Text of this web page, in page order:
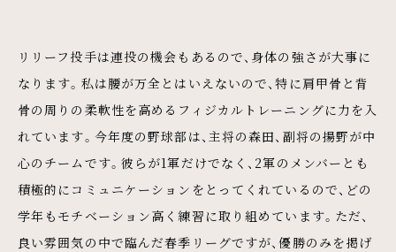
リリーフ投手は連投の機会もあるので、身体の強さが大事に
なります。私は腰が万全とはいえないので、特に肩甲骨と背
骨の周りの柔軟性を高めるフィジカルトレーニングに力を入
れています。今年度の野球部は、主将の森田、副将の揚野が中
心のチームです。彼らが1軍だけでなく、2軍のメンバーとも
積極的にコミュニケーションをとってくれているので、どの
学年もモチベーション高く練習に取り組めています。ただ、
良い雰囲気の中で臨んだ春季リーグですが、優勝のみを掲げ